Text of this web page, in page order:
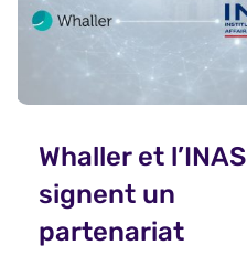
Whaller et l’INAS
signent un
partenariat